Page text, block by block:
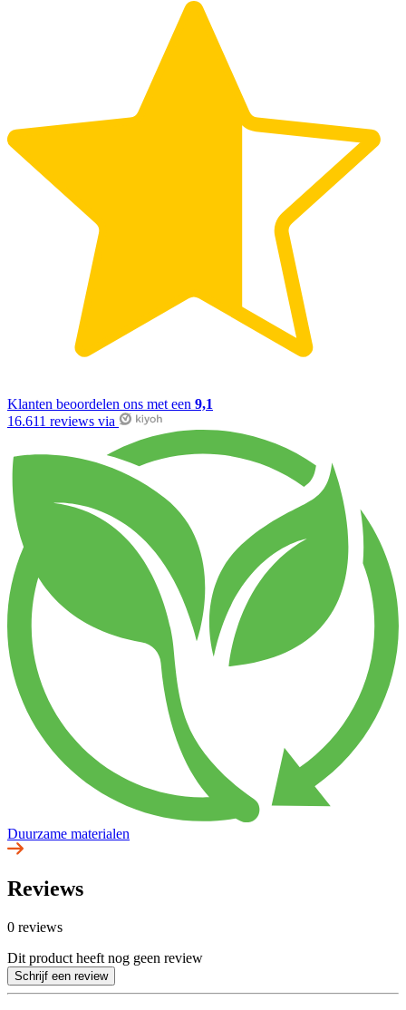
Klanten beoordelen ons met een 9,1
16.611 reviews via
Duurzame materialen
Reviews
0 reviews
Dit product heeft nog geen review
Schrijf een review